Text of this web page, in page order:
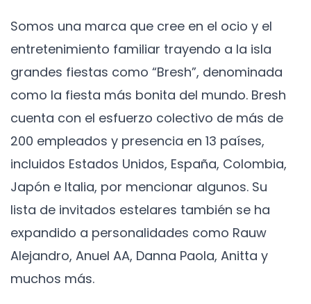
Somos una marca que cree en el ocio y el
entretenimiento familiar trayendo a la isla
grandes fiestas como “Bresh”, denominada
como la fiesta más bonita del mundo. Bresh
cuenta con el esfuerzo colectivo de más de
200 empleados y presencia en 13 países,
incluidos Estados Unidos, España, Colombia,
Japón e Italia, por mencionar algunos. Su
lista de invitados estelares también se ha
expandido a personalidades como Rauw
Alejandro, Anuel AA, Danna Paola, Anitta y
muchos más.